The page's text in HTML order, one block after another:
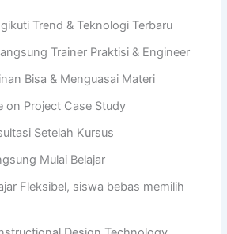
Trend & Teknologi Terbaru
Trainer Praktisi & Engineer
Bisa & Menguasai Materi
on Project Case Study
Setelah Kursus
Mulai Belajar
Fleksibel, siswa bebas memilih